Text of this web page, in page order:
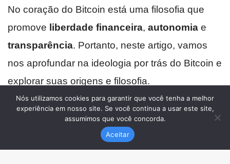
Nós utilizamos cookies para garantir que você tenha a melhor
experiência em nosso site. Se você continua a usar este site,
assumimos que você concorda.
Aceitar